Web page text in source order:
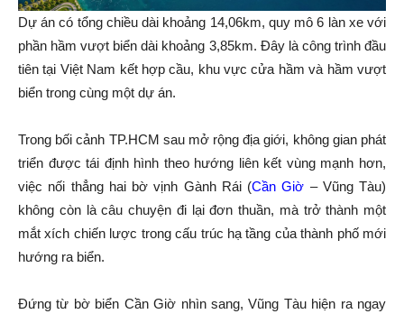
Dự án có tổng chiều dài khoảng 14,06km, quy mô 6 làn xe với
phần hầm vượt biển dài khoảng 3,85km. Đây là công trình đầu
tiên tại Việt Nam kết hợp cầu, khu vực cửa hầm và hầm vượt
biển trong cùng một dự án.
Trong bối cảnh TP.HCM sau mở rộng địa giới, không gian phát
triển được tái định hình theo hướng liên kết vùng mạnh hơn,
việc nối thẳng hai bờ vịnh Gành Rái (Cần Giờ – Vũng Tàu)
không còn là câu chuyện đi lại đơn thuần, mà trở thành một
mắt xích chiến lược trong cấu trúc hạ tầng của thành phố mới
hướng ra biển.
Đứng từ bờ biển Cần Giờ nhìn sang, Vũng Tàu hiện ra ngay